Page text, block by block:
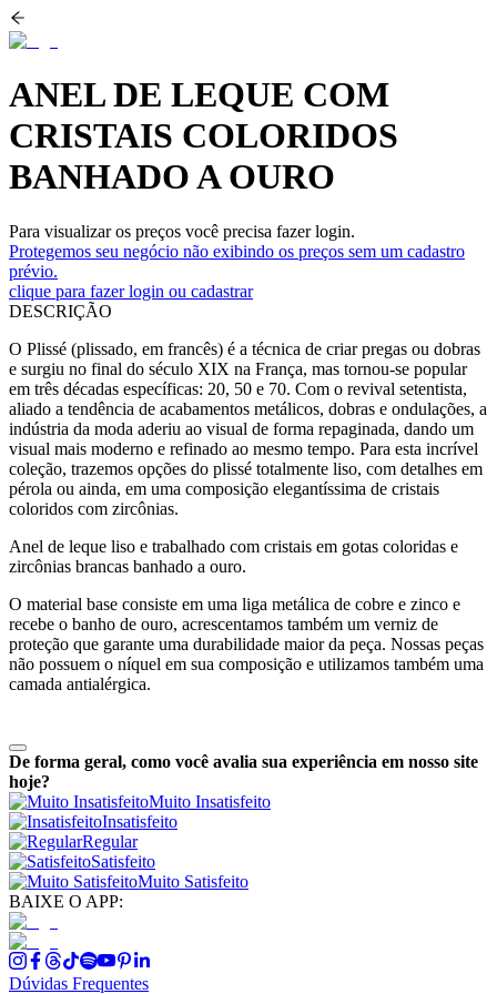
ANEL DE LEQUE COM
CRISTAIS COLORIDOS
BANHADO A OURO
Para visualizar os preços você precisa fazer login.
Protegemos seu negócio não exibindo os preços sem um cadastro
prévio.
clique para fazer login ou cadastrar
DESCRIÇÃO
O Plissé (plissado, em francês) é a técnica de criar pregas ou dobras
e surgiu no final do século XIX na França, mas tornou-se popular
em três décadas específicas: 20, 50 e 70. Com o revival setentista,
aliado a tendência de acabamentos metálicos, dobras e ondulações, a
indústria da moda aderiu ao visual de forma repaginada, dando um
visual mais moderno e refinado ao mesmo tempo. Para esta incrível
coleção, trazemos opções do plissé totalmente liso, com detalhes em
pérola ou ainda, em uma composição elegantíssima de cristais
coloridos com zircônias.
Anel de leque liso e trabalhado com cristais em gotas coloridas e
zircônias brancas banhado a ouro.
O material base consiste em uma liga metálica de cobre e zinco e
recebe o banho de ouro, acrescentamos também um verniz de
proteção que garante uma durabilidade maior da peça. Nossas peças
não possuem o níquel em sua composição e utilizamos também uma
camada antialérgica.
De forma geral, como você avalia sua experiência em nosso site
hoje?
Muito Insatisfeito
Insatisfeito
Regular
Satisfeito
Muito Satisfeito
BAIXE O APP:
Dúvidas Frequentes